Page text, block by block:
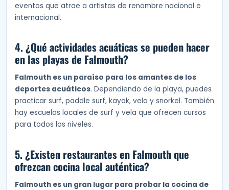
eventos que atrae a artistas de renombre nacional e
internacional.
4. ¿Qué actividades acuáticas se pueden hacer
en las playas de Falmouth?
Falmouth es un paraíso para los amantes de los
deportes acuáticos. Dependiendo de la playa, puedes
practicar surf, paddle surf, kayak, vela y snorkel. También
hay escuelas locales de surf y vela que ofrecen cursos
para todos los niveles.
5. ¿Existen restaurantes en Falmouth que
ofrezcan cocina local auténtica?
Falmouth es un gran lugar para probar la cocina de